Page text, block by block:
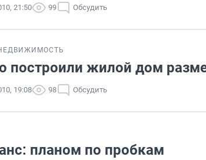
21:50 99 Обсудить
построили жилой дом
19:08 98 Обсудить
планом по пробкам